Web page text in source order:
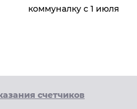
коммуналку с 1 июля
счетчиков